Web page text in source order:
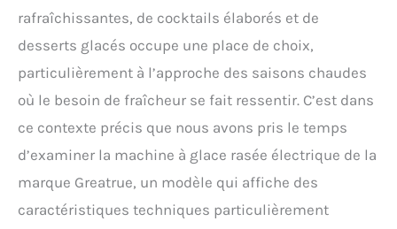
rafraîchissantes, de cocktails élaborés et de
desserts glacés occupe une place de choix,
particulièrement à l’approche des saisons chaudes
où le besoin de fraîcheur se fait ressentir. C’est dans
ce contexte précis que nous avons pris le temps
d’examiner la machine à glace rasée électrique de la
marque Greatrue, un modèle qui affiche des
caractéristiques techniques particulièrement